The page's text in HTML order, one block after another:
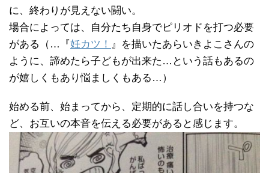
に、終わりが見えない闘い。
場合によっては、自分たち自身でピリオドを打つ必要
がある（…『妊カツ！ 』を描いたあらいきよこさんの
ように、諦めたら子どもが出来た…という話もあるの
が嬉しくもあり悩ましくもある…）
始める前、始まってから、定期的に話し合いを持つな
ど、お互いの本音を伝える必要があると感じます。